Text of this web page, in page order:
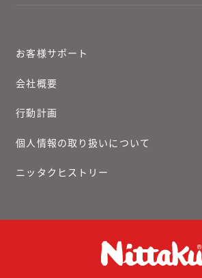
お客様サポート
会社概要
行動計画
個人情報の取り扱いについて
ニッタクヒストリー